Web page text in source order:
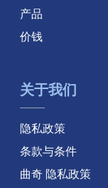
产品
价钱
关于我们
隐私政策
条款与条件
曲奇 隐私政策